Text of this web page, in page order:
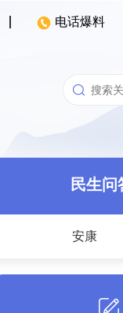
电话爆料
民生问
安康